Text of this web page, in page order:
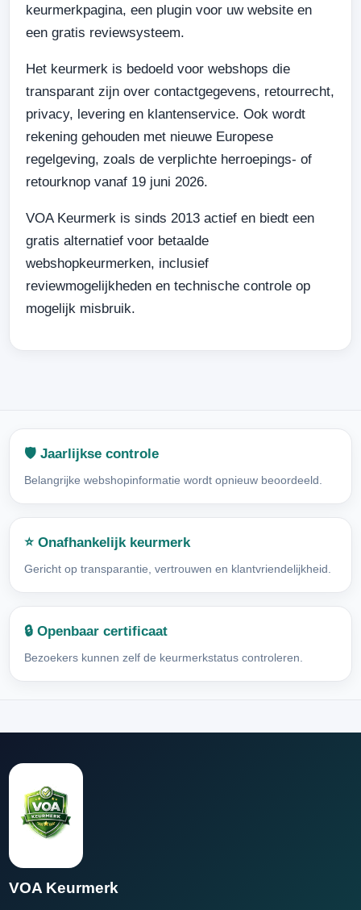
keurmerkpagina, een plugin voor uw website en
een gratis reviewsysteem.
Het keurmerk is bedoeld voor webshops die
transparant zijn over contactgegevens, retourrecht,
privacy, levering en klantenservice. Ook wordt
rekening gehouden met nieuwe Europese
regelgeving, zoals de verplichte herroepings- of
retourknop vanaf 19 juni 2026.
VOA Keurmerk is sinds 2013 actief en biedt een
gratis alternatief voor betaalde
webshopkeurmerken, inclusief
reviewmogelijkheden en technische controle op
mogelijk misbruik.
🛡️ Jaarlijkse controle
Belangrijke webshopinformatie wordt opnieuw beoordeeld.
⭐ Onafhankelijk keurmerk
Gericht op transparantie, vertrouwen en klantvriendelijkheid.
🔒 Openbaar certificaat
Bezoekers kunnen zelf de keurmerkstatus controleren.
VOA Keurmerk